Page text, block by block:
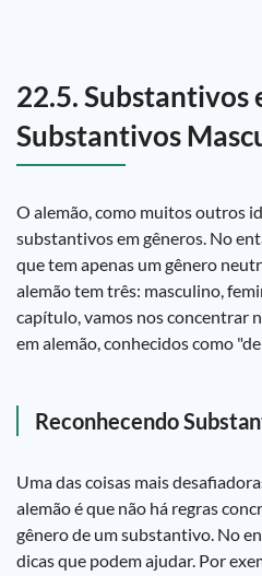
22.5. Substantivos
Substantivos
O alemão, como muitos outros
substantivos em gêneros. No
que tem apenas um gênero
alemão tem três: masculino,
capítulo, vamos nos concentrar
em alemão, conhecidos como
Reconhecendo
Uma das coisas mais
alemão é que não há regras
gênero de um substantivo. No
dicas que podem ajudar. Por